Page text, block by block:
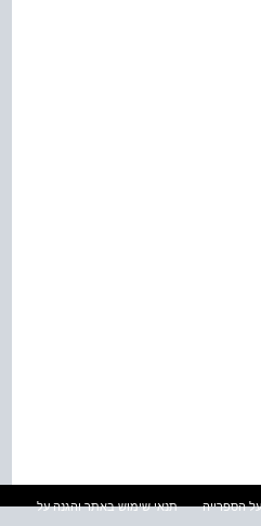
על הספרייה
תנאי שימוש באתר והגנה על